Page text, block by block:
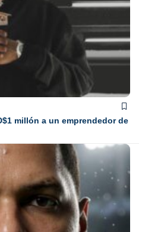
millón a un emprendedor de